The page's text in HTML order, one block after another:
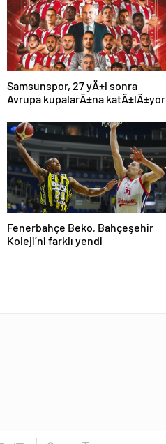
Samsunspor, 27 yÄ±l sonra
Avrupa kupalarÄ±na katÄ±lÄ±yor
Fenerbahçe Beko, Bahçeşehir
Koleji’ni farklı yendi